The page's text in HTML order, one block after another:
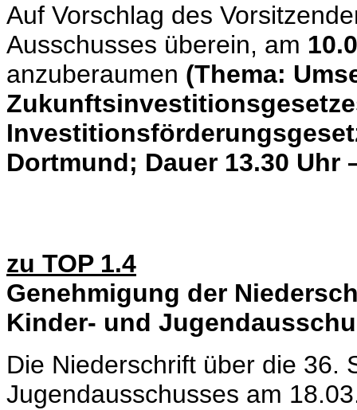
Auf Vorschlag des
Ausschusses überein, am
anzuberaumen (Thema:
Dortmund; Dauer 13.30 Uhr
zu TOP 1.4
Genehmigung der
Kinder- und
Die Niederschrift über die 36.
Jugendausschusses am